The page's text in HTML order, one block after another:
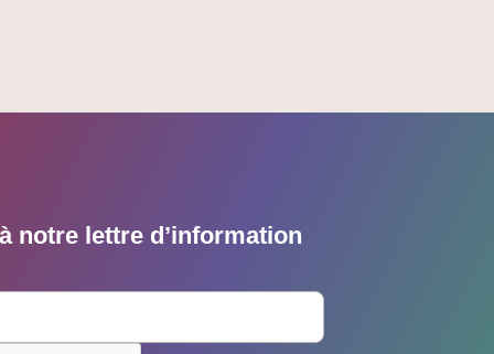
notre lettre d’information